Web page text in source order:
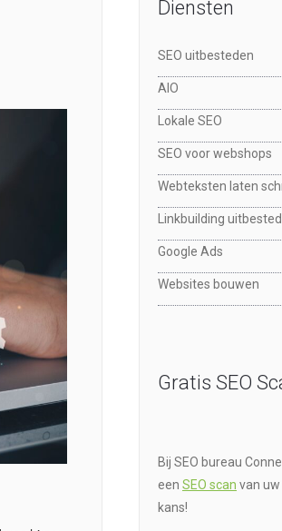
Diensten
SEO uitbesteden
AIO
Lokale SEO
SEO voor webshops
Webteksten laten
Linkbuilding
Google Ads
Websites bouwen
Gratis SEO
Bij SEO bureau
een SEO scan van
kans!